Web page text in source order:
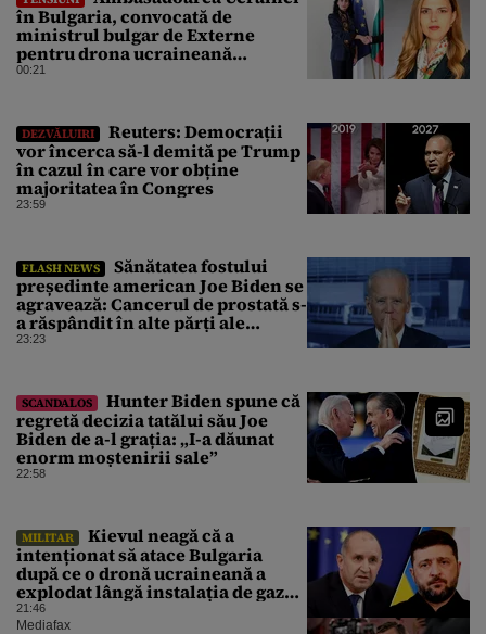
în Bulgaria, convocată de
ministrul bulgar de Externe
pentru drona ucraineană
prăbușită în apropierea
00:21
DEZVĂLUIRI
Reuters: Democrații
vor încerca să-l demită pe Trump
în cazul în care vor obține
majoritatea în Congres
23:59
FLASH NEWS
Sănătatea fostului
președinte american Joe Biden se
agravează: Cancerul de prostată s-
a răspândit în alte părți ale
corpului
23:23
SCANDALOS
Hunter Biden spune că
regretă decizia tatălui său Joe
Biden de a-l grația: „I-a dăunat
enorm moștenirii sale”
22:58
MILITAR
Kievul neagă că a
intenționat să atace Bulgaria
după ce o dronă ucraineană a
explodat lângă instalația de gaz
de la granița României
21:46
Mediafax